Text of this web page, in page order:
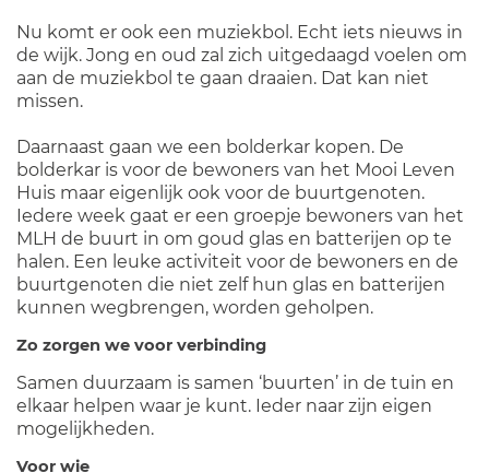
Nu komt er ook een muziekbol. Echt iets nieuws in
de wijk. Jong en oud zal zich uitgedaagd voelen om
aan de muziekbol te gaan draaien. Dat kan niet
missen.
Daarnaast gaan we een bolderkar kopen. De
bolderkar is voor de bewoners van het Mooi Leven
Huis maar eigenlijk ook voor de buurtgenoten.
Iedere week gaat er een groepje bewoners van het
MLH de buurt in om goud glas en batterijen op te
halen. Een leuke activiteit voor de bewoners en de
buurtgenoten die niet zelf hun glas en batterijen
kunnen wegbrengen, worden geholpen.
Zo zorgen we voor verbinding
Samen duurzaam is samen ‘buurten’ in de tuin en
elkaar helpen waar je kunt. Ieder naar zijn eigen
mogelijkheden.
Voor wie